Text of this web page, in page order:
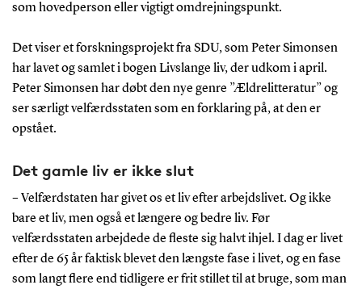
som hovedperson eller vigtigt omdrejningspunkt.
Det viser et forskningsprojekt fra SDU, som Peter Simonsen
har lavet og samlet i bogen Livslange liv, der udkom i april.
Peter Simonsen har døbt den nye genre ”Ældrelitteratur” og
ser særligt velfærdsstaten som en forklaring på, at den er
opstået.
Det gamle liv er ikke slut
– Velfærdstaten har givet os et liv efter arbejdslivet. Og ikke
bare et liv, men også et længere og bedre liv. Før
velfærdsstaten arbejdede de fleste sig halvt ihjel. I dag er livet
efter de 65 år faktisk blevet den længste fase i livet, og en fase
som langt flere end tidligere er frit stillet til at bruge, som man